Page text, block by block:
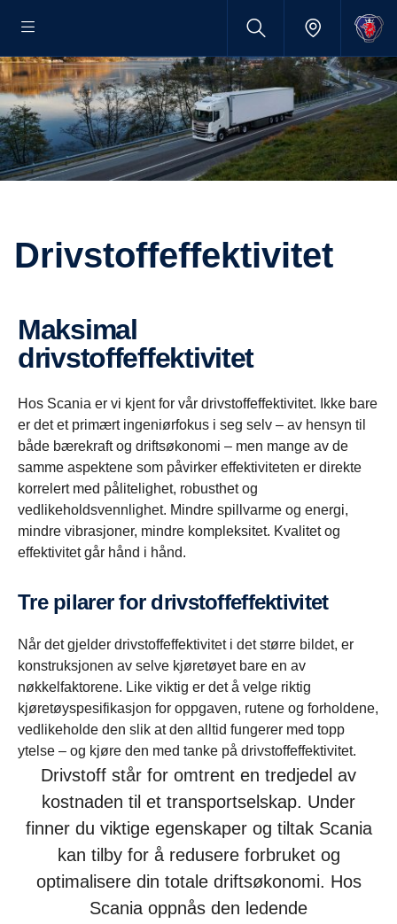
Drivstoffeffektivitet
Maksimal
drivstoffeffektivitet
Hos Scania er vi kjent for vår drivstoffeffektivitet. Ikke bare
er det et primært ingeniørfokus i seg selv – av hensyn til
både bærekraft og driftsøkonomi – men mange av de
samme aspektene som påvirker effektiviteten er direkte
korrelert med pålitelighet, robusthet og
vedlikeholdsvennlighet. Mindre spillvarme og energi,
mindre vibrasjoner, mindre kompleksitet. Kvalitet og
effektivitet går hånd i hånd.
Tre pilarer for drivstoffeffektivitet
Når det gjelder drivstoffeffektivitet i det større bildet, er
konstruksjonen av selve kjøretøyet bare en av
nøkkelfaktorene. Like viktig er det å velge riktig
kjøretøyspesifikasjon for oppgaven, rutene og forholdene,
vedlikeholde den slik at den alltid fungerer med topp
ytelse – og kjøre den med tanke på drivstoffeffektivitet.
Drivstoff står for omtrent en tredjedel av
kostnaden til et transportselskap. Under
finner du viktige egenskaper og tiltak Scania
kan tilby for å redusere forbruket og
optimalisere din totale driftsøkonomi. Hos
Scania oppnås den ledende